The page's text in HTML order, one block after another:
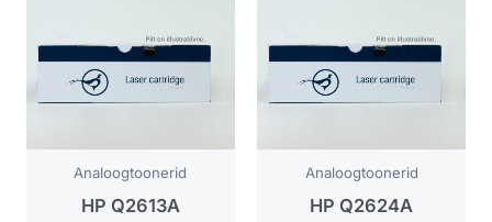
Analoogtoonerid
HP Q2613A
Analoogtoonerid
HP Q2624A